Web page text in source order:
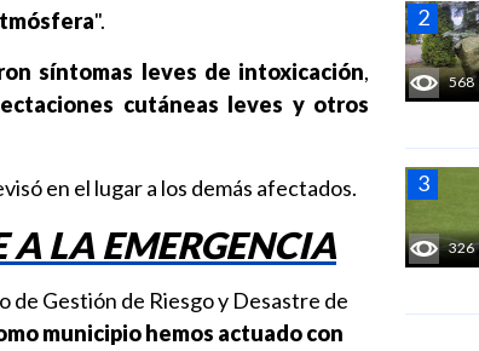
568
326
".
síntomas leves de intoxicación,
cutáneas leves y otros
en el lugar a los demás afectados.
LA EMERGENCIA
Gestión de Riesgo y Desastre de
municipio hemos actuado con